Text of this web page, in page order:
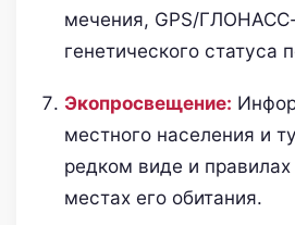
мечения, GPS/
генетического статуса
Экопросвещение:
местного населения и
редком виде и
местах его обитания.